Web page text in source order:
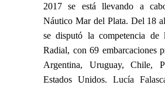
2017 se está llevando a
Náutico Mar del Plata. Del 18
se disputó la competencia de
Radial, con 69 embarcaciones
Argentina, Uruguay, Chile,
Estados Unidos. Lucía